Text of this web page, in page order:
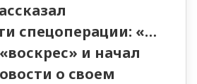
спецоперации: «…
и начал
о своем